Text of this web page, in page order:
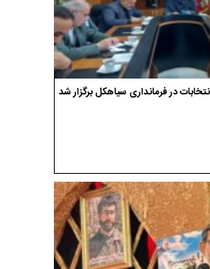
در فرمانداری سیاهکل برگزار شد